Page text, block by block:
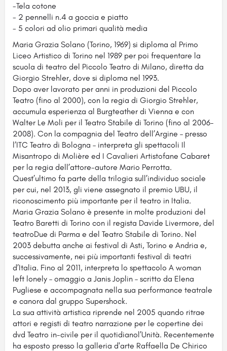
-Tela cotone
- 2 pennelli n.4 a goccia e piatto
- 5 colori ad olio primari qualità media
Maria Grazia Solano (Torino, 1969) si diploma al Primo
Liceo Artistico di Torino nel 1989 per poi frequentare la
scuola di teatro del Piccolo Teatro di Milano, diretta da
Giorgio Strehler, dove si diploma nel 1993.
Dopo aver lavorato per anni in produzioni del Piccolo
Teatro (fino al 2000), con la regia di Giorgio Strehler,
accumula esperienza al Burgteather di Vienna e con
Walter Le Moli per il Teatro Stabile di Torino (fino al 2006-
2008). Con la compagnia del Teatro dell’Argine – presso
l’ITC Teatro di Bologna – interpreta gli spettacoli Il
Misantropo di Molière ed I Cavalieri Artistofane Cabaret
per la regia dell’attore-autore Mario Perrotta.
Quest’ultimo fa parte della trilogia sull’individuo sociale
per cui, nel 2013, gli viene assegnato il premio UBU, il
riconoscimento più importante per il teatro in Italia.
Maria Grazia Solano è presente in molte produzioni del
Teatro Baretti di Torino con il regista Davide Livermore, del
teatroDue di Parma e del Teatro Stabile di Torino. Nel
2003 debutta anche ai festival di Asti, Torino e Andria e,
successivamente, nei più importanti festival di teatri
d’Italia. Fino al 2011, interpreta lo spettacolo A woman
left lonely – omaggio a Janis Joplin – scritto da Elena
Pugliese e accompagnata nella sua performance teatrale
e canora dal gruppo Supershock.
La sua attività artistica riprende nel 2005 quando ritrae
attori e registi di teatro narrazione per le copertine dei
dvd Teatro in-civile per il quotidianol’Unità. Recentemente
ha esposto presso la galleria d'arte Raffaella De Chirico